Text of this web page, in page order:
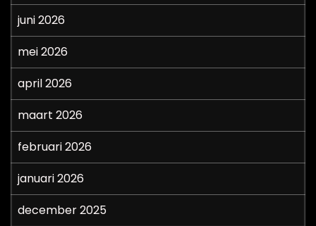
juni 2026
mei 2026
april 2026
maart 2026
februari 2026
januari 2026
december 2025